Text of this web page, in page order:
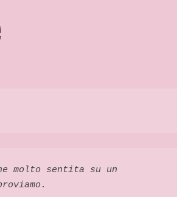
molto sentita su un